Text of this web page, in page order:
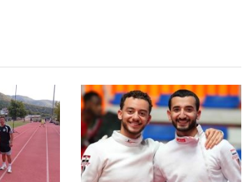
ΑΘΛΗΤΙΚΑ ΑΘΛΗΤΙΚΑ